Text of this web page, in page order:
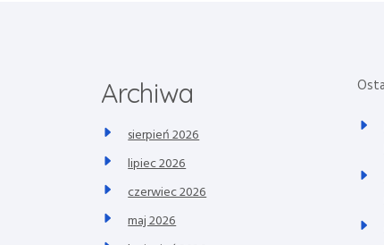
Archiwa
sierpień 2026
lipiec 2026
czerwiec 2026
maj 2026